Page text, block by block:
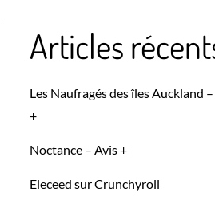
Articles
Les Naufragés des îles Auckland
+
Noctance – Avis +
Eleceed sur Crunchyroll